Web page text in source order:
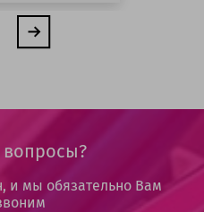
вопросы?
и мы обязательно Вам